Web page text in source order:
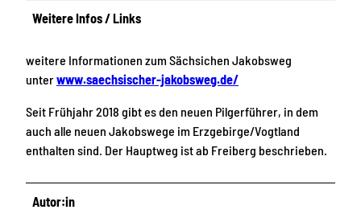
Weitere Infos / Links
weitere Informationen zum Sächsichen Jakobsweg
unterwww.saechsischer-jakobsweg.de/
Seit Frühjahr 2018 gibt es den neuen Pilgerführer, in dem
auch alle neuen Jakobswege im Erzgebirge/Vogtland
enthalten sind. Der Hauptweg ist ab Freiberg beschrieben.
Autor:in